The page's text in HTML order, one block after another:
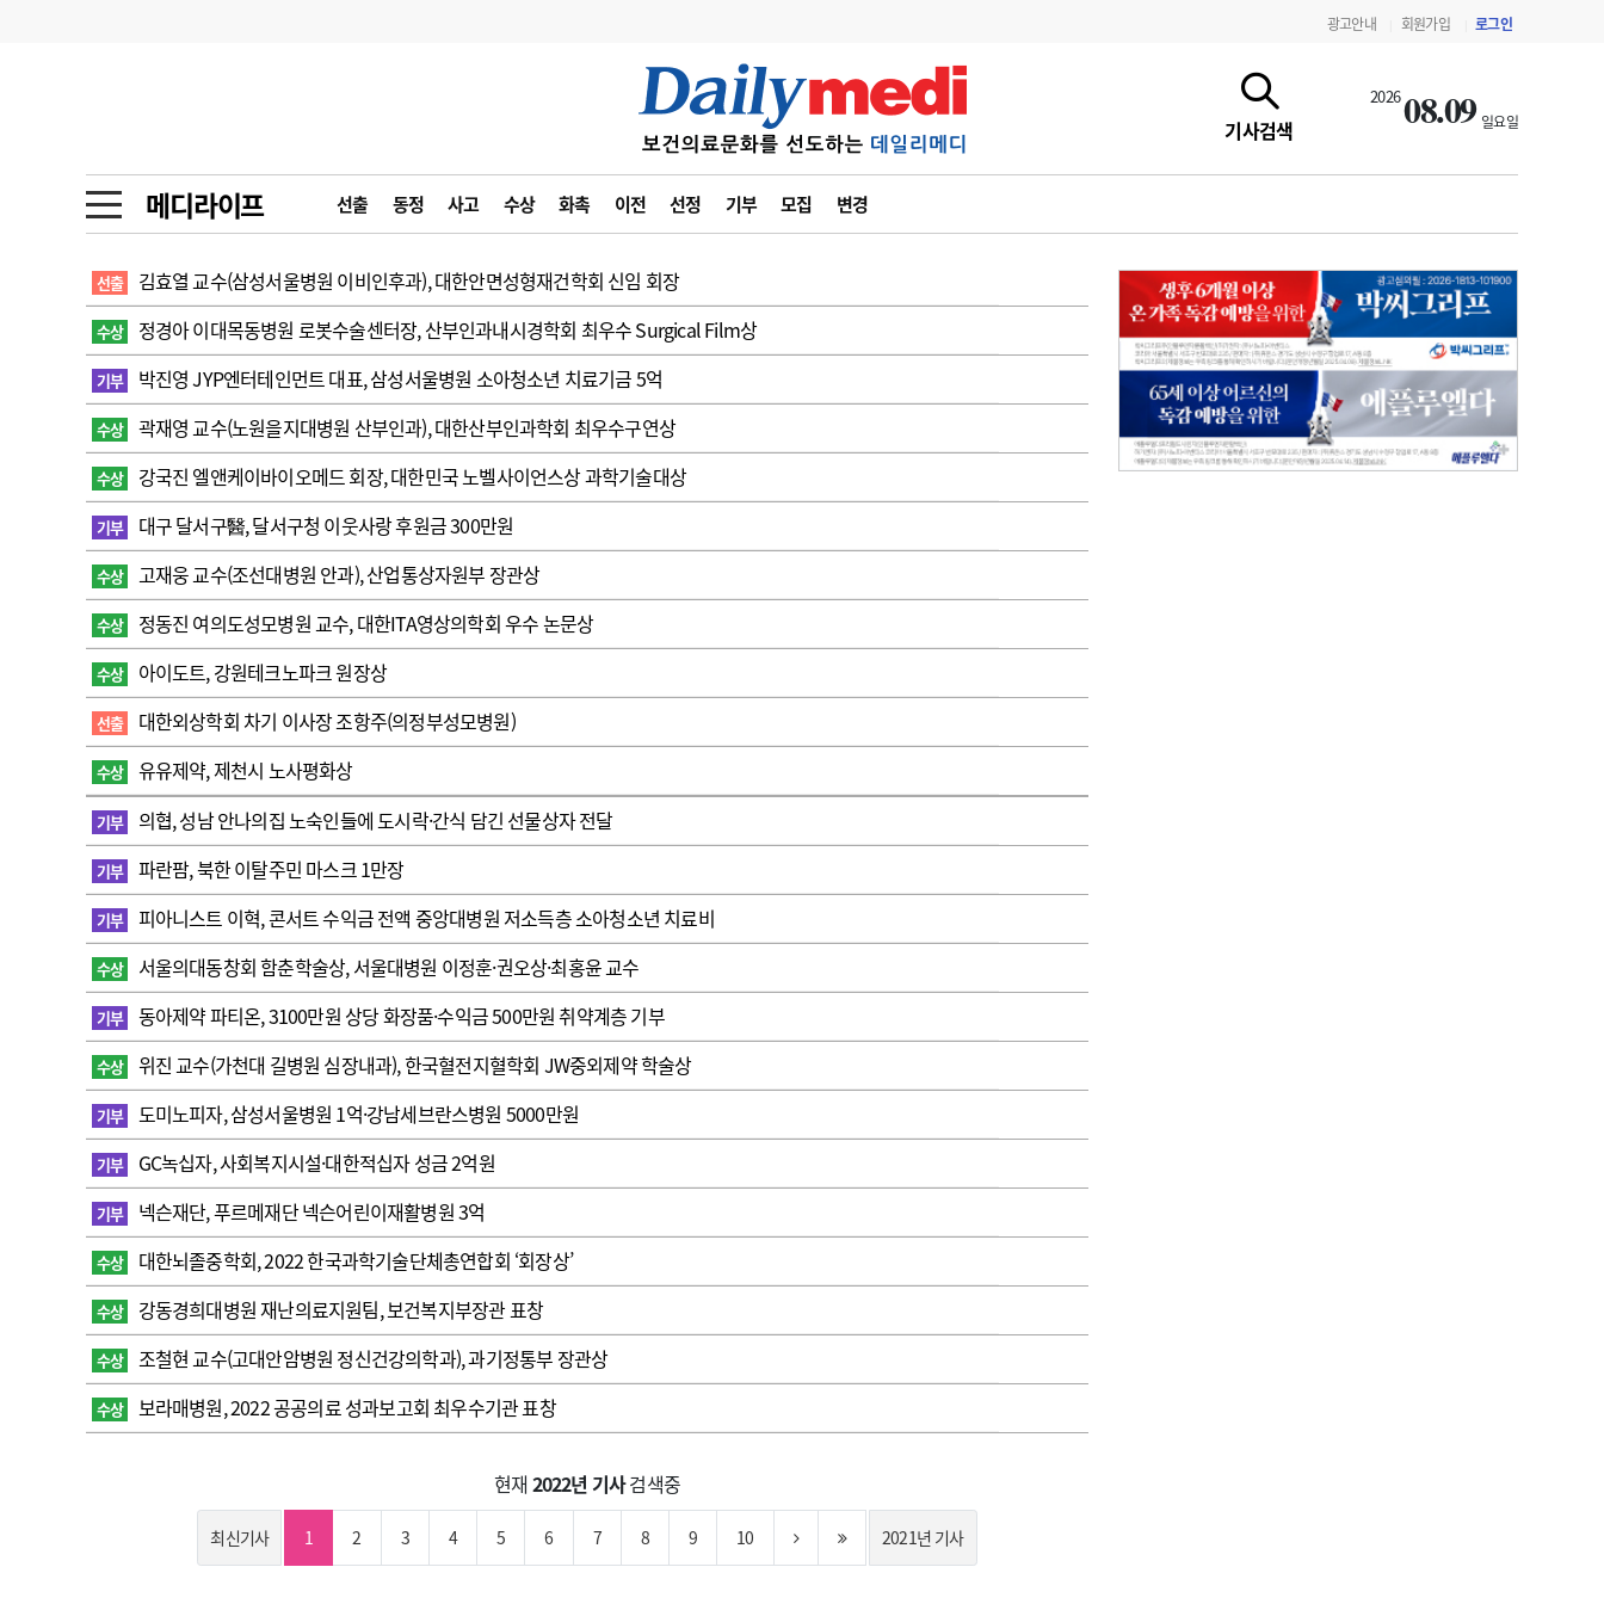
광고안내 회원가입 로그인
기사검색
202608.09 일요일
메디라이프 선출 동정 사고 수상 화촉 이전 선정 기부 모집 변경
금주의 검색어
1
의사인력 수급 추계
2
성분명 처방
3
AI의료
4
전공의 모집 결과
5
의사국시 합격률
6
관리급여 실시
사고
수첩
인물 피플
포토뉴스 포토뉴스
메디 Hospital 지역병원 중소병원
인포메이션 행정처분 판례 유권해석 지침·기준·평가 약제급여 심사 결과
학회·연수강좌 학회/연수강좌 행사
고객센터 회사소개 법적고지
선출 김효열 교수(삼성서울병원 이비인후과), 대한안면성형재건학회 신임 회장
수상 정경아 이대목동병원 로봇수술센터장, 산부인과내시경학회 최우수 Surgical Film상
기부 박진영 JYP엔터테인먼트 대표, 삼성서울병원 소아청소년 치료기금 5억
수상 곽재영 교수(노원을지대병원 산부인과), 대한산부인과학회 최우수구연상
수상 강국진 엘앤케이바이오메드 회장, 대한민국 노벨사이언스상 과학기술대상
기부 대구 달서구醫, 달서구청 이웃사랑 후원금 300만원
수상 고재웅 교수(조선대병원 안과), 산업통상자원부 장관상
수상 정동진 여의도성모병원 교수, 대한ITA영상의학회 우수 논문상
수상 아이도트, 강원테크노파크 원장상
선출 대한외상학회 차기 이사장 조항주(의정부성모병원)
수상 유유제약, 제천시 노사평화상
기부 의협, 성남 안나의집 노숙인들에 도시락·간식 담긴 선물상자 전달
기부 파란팜, 북한 이탈주민 마스크 1만장
기부 피아니스트 이혁, 콘서트 수익금 전액 중앙대병원 저소득층 소아청소년 치료비
수상 서울의대동창회 함춘학술상, 서울대병원 이정훈·권오상·최홍윤 교수
기부 동아제약 파티온, 3100만원 상당 화장품·수익금 500만원 취약계층 기부
수상 위진 교수(가천대 길병원 심장내과), 한국혈전지혈학회 JW중외제약 학술상
기부 도미노피자, 삼성서울병원 1억·강남세브란스병원 5000만원
기부 GC녹십자, 사회복지시설·대한적십자 성금 2억원
기부 넥슨재단, 푸르메재단 넥슨어린이재활병원 3억
수상 대한뇌졸중학회, 2022 한국과학기술단체총연합회 ‘회장상’
수상 강동경희대병원 재난의료지원팀, 보건복지부장관 표창
수상 조철현 교수(고대안암병원 정신건강의학과), 과기정통부 장관상
수상 보라매병원, 2022 공공의료 성과보고회 최우수기관 표창
현재 2022년 기사검색중
최신기사 1 2 3 4 5 6 7 8 9 10 2021년 기사